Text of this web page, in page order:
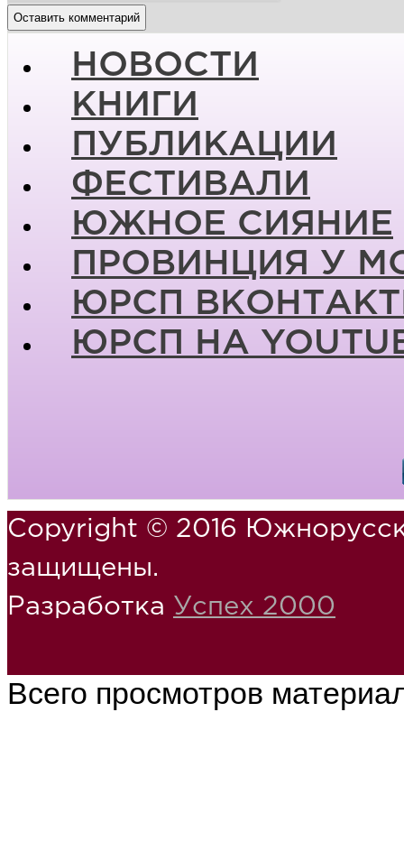
НОВОСТИ
КНИГИ
ПУБЛИКАЦИИ
ФЕСТИВАЛИ
ЮЖНОЕ СИЯНИЕ
ПРОВИНЦИЯ У
ЮРСП
ЮРСП НА
Copyright © 2016
защищены.
Разработка Успех 2000
Всего просмотров